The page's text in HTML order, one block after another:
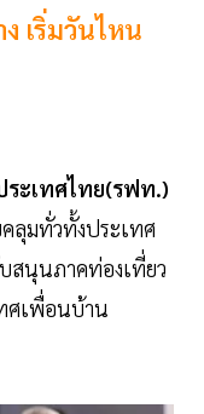
เริ่มวันไหน
ระเทศไทย(รฟท.)
คลุมทั่วทั้งประเทศ
สนุนภาคท่องเที่ยว
ศเพื่อนบ้าน